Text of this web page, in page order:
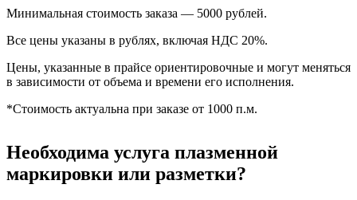
Минимальная стоимость заказа — 5000 рублей.
Все цены указаны в рублях, включая НДС 20%.
Цены, указанные в прайсе ориентировочные и могут меняться
в зависимости от объема и времени его исполнения.
*Стоимость актуальна при заказе от 1000 п.м.
Необходима услуга плазменной
маркировки или разметки?